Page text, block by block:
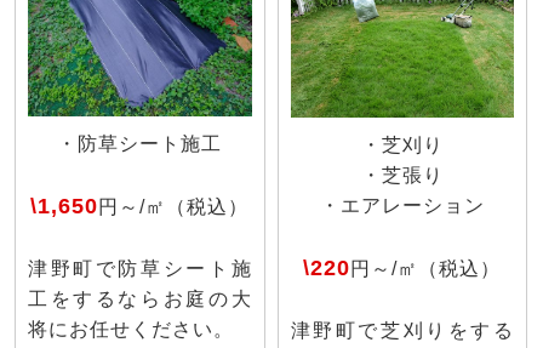
・防草シート施工
\1,650円～/㎡（税込）
津野町で防草シート施
工をするならお庭の大
将にお任せください。
・芝刈り
・芝張り
・エアレーション
\220円～/㎡（税込）
津野町で芝刈りをする